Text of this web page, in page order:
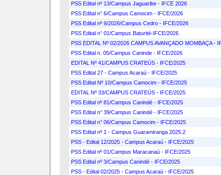
PSS Edital nº 13/Campus Jaguaribe - IFCE 2026
PSS Edital n° 6/Campus Camocim - IFCE/2026
PSS Edital nº 9/2026/Campus Cedro - IFCE/2026
PSS Edital n° 01/Campus Baturité-IFCE/2026
PSS EDITAL Nº 02/2026 CAMPUS AVANÇADO MOMBAÇA -
PSS Edital n. 05/Campus Caninde - IFCE/2026
EDITAL Nº 41/CAMPUS CRATEÚS - IFCE/2025
PSS Edital 27 - Campus Acaraú - IFCE/2025
PSS Edital Nº 10/Campus Camocim - IFCE/2025
EDITAL Nº 33/CAMPUS CRATEÚS - IFCE/2025
PSS Edital nº 81/Campus Canindé - IFCE/2025
PSS Edital n° 39/Campus Canindé - IFCE/2025
PSS Edital n° 06/Campus Camocim - IFCE/2025
PSS Edital nº 1 - Campus Guaramiranga 2025.2
PSS - Edital 12/2025 - Campus Acaraú - IFCE/2025
PSS Edital nº 01/Campus Maracanaú - IFCE/2025
PSS Edital nº 3/Campus Canindé - IFCE/2025
PSS - Edital 02/2025 - Campus Acaraú - IFCE/2025